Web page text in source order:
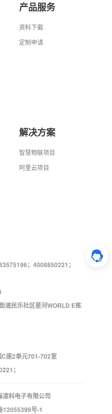
产品服务
资料下载
定制申请
解决方案
智慧物联项目
阿里云项目
；4008850221；
道民乐社区星河WORLD E栋
座2单元701-702室
；
科电子有限公司
12055399号-1